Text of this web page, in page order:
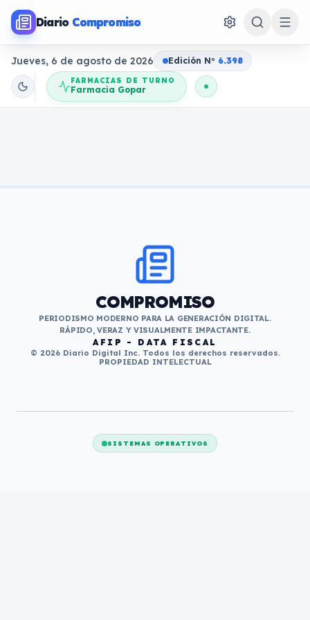
Diario Compromiso
Jueves, 6 de agosto de 2026 Edición No 6.398
FARMACIAS DE TURNO
Farmacia Gopar
COMPROMISO
PERIODISMO MODERNO PARA LA GENERACIÓN DIGITAL.
RÁPIDO, VERAZ Y VISUALMENTE IMPACTANTE.
AFIP - DATA FISCAL
© 2026 Diario Digital Inc. Todos los derechos reservados.
PROPIEDAD INTELECTUAL
SISTEMAS OPERATIVOS